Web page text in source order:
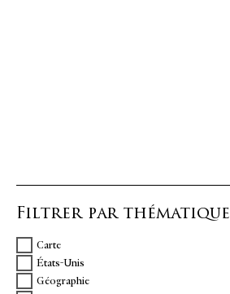
Filtrer par thématique
Carte
États-Unis
Géographie